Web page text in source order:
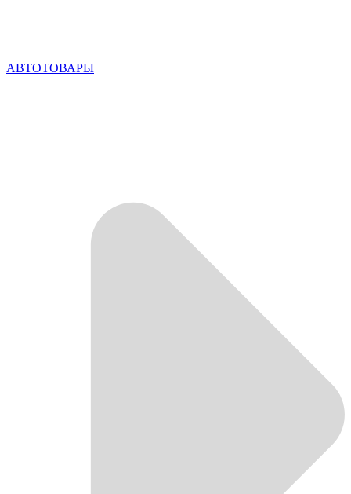
АВТОТОВАРЫ